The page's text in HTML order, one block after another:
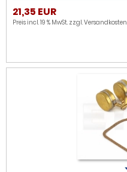
21,35 EUR
Preis incl. 19 % MwSt. zzgl.Versandkosten